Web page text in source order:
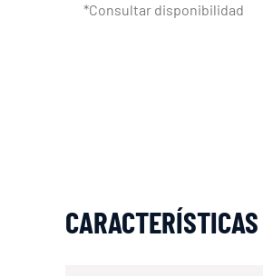
*Consultar disponibilidad
CARACTERÍSTICAS